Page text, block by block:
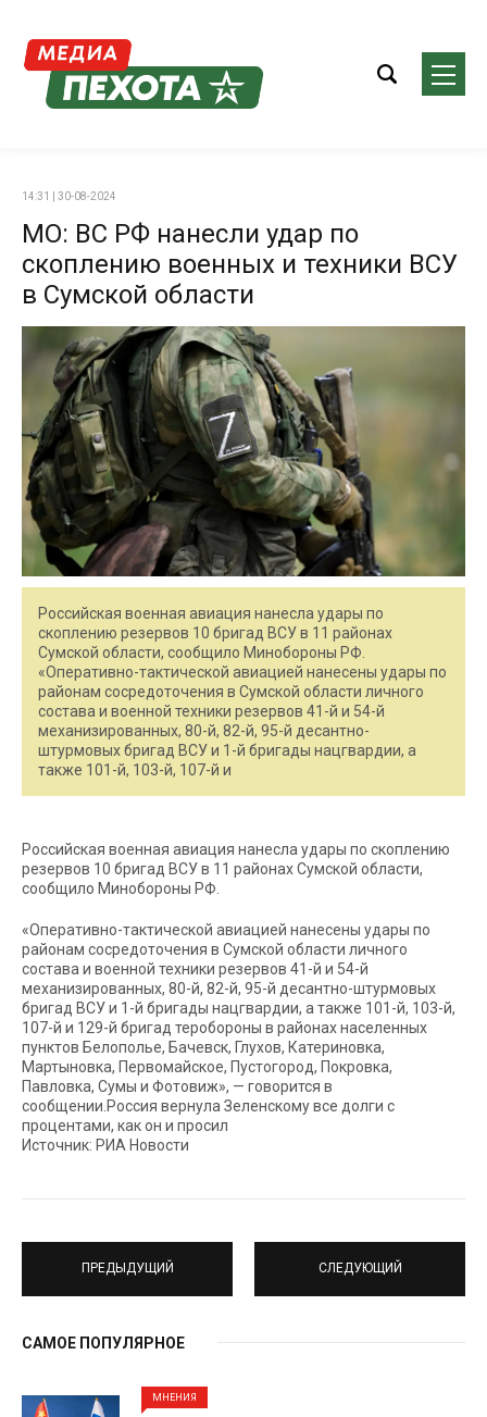
14:31 | 30-08-2024
МО: ВС РФ нанесли удар по
скоплению военных и техники ВСУ
в Сумской области
Российская военная авиация нанесла удары по
скоплению резервов 10 бригад ВСУ в 11 районах
Сумской области, сообщило Минобороны РФ.
«Оперативно-тактической авиацией нанесены удары по
районам сосредоточения в Сумской области личного
состава и военной техники резервов 41-й и 54-й
механизированных, 80-й, 82-й, 95-й десантно-
штурмовых бригад ВСУ и 1-й бригады нацгвардии, а
также 101-й, 103-й, 107-й и
Российская военная авиация нанесла удары по скоплению
резервов 10 бригад ВСУ в 11 районах Сумской области,
сообщило Минобороны РФ.
«Оперативно-тактической авиацией нанесены удары по
районам сосредоточения в Сумской области личного
состава и военной техники резервов 41-й и 54-й
механизированных, 80-й, 82-й, 95-й десантно-штурмовых
бригад ВСУ и 1-й бригады нацгвардии, а также 101-й, 103-й,
107-й и 129-й бригад теробороны в районах населенных
пунктов Белополье, Бачевск, Глухов, Катериновка,
Мартыновка, Первомайское, Пустогород, Покровка,
Павловка, Сумы и Фотовиж», — говорится в
сообщении.Россия вернула Зеленскому все долги с
процентами, как он и просил
Источник: РИА Новости
ПРЕДЫДУЩИЙ СЛЕДУЮЩИЙ
САМОЕ ПОПУЛЯРНОЕ
МНЕНИЯ